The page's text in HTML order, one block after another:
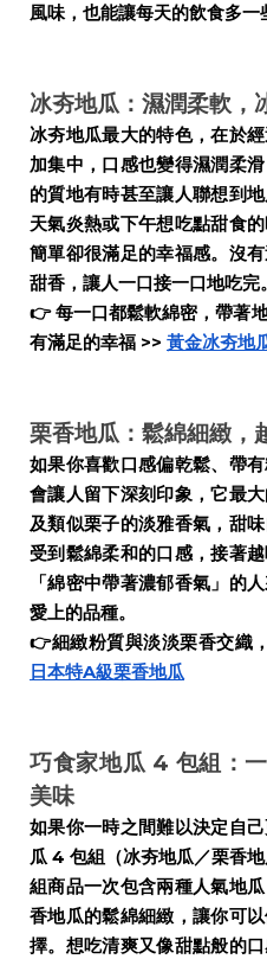
風味，也能讓每天的飲食多一
冰夯地瓜：濕潤柔軟，
冰夯地瓜最大的特色，在於
加集中，口感也變得濕潤柔
的質地有時甚至讓人聯想到
天氣炎熱或下午想吃點甜食
簡單卻很滿足的幸福感。沒
甜香，讓人一口接一口地吃完。
👉 每一口都鬆軟綿密，帶著
有滿足的幸福 >> 黃金冰夯地
栗香地瓜：鬆綿細緻，
如果你喜歡口感偏乾鬆、帶
會讓人留下深刻印象，它最
及類似栗子的淡雅香氣，甜
受到鬆綿柔和的口感，接著
「綿密中帶著濃郁香氣」的
愛上的品種。
👉細緻粉質與淡淡栗香交織
日本特A級栗香地瓜
巧食家地瓜 4 包組：
美味
如果你一時之間難以決定自
瓜 4 包組（冰夯地瓜／栗香
組商品一次包含兩種人氣地
香地瓜的鬆綿細緻，讓你可
擇。想吃清爽又像甜點般的